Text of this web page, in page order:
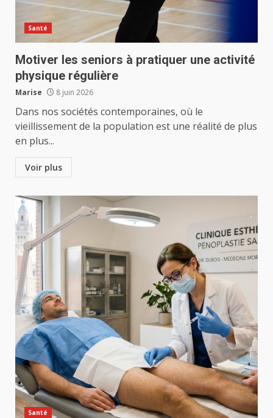
Santé
Motiver les seniors à pratiquer une activité
physique régulière
Marise 8 juin 2026
Dans nos sociétés contemporaines, où le
vieillissement de la population est une réalité de plus
en plus...
Voir plus
Santé